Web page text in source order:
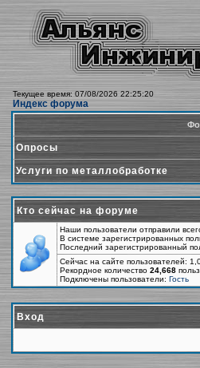
Текущее время: 07/08/2026 22:25:20
Индекс форума
Опросы
Услуги по металлобработке
Кто сейчас на форуме
Наши пользователи отправили
В системе зарегистрированных
Последний зарегистрированный
Сейчас на сайте пользователей:
Рекордное количество 24,668
Подключены пользователи: Гость
Вход